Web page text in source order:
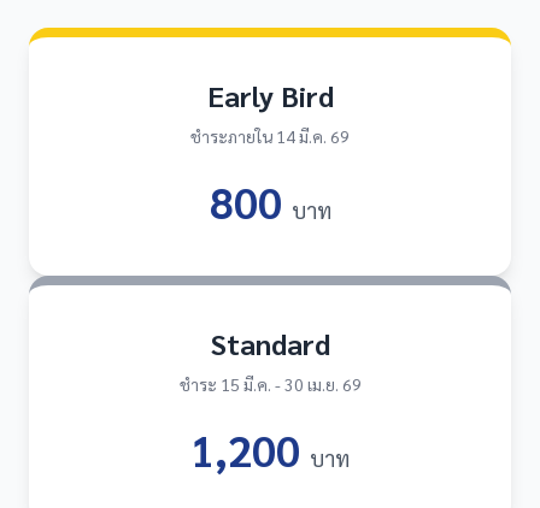
Early Bird
ชำระภายใน 14 มี.ค. 69
800 บาท
Standard
ชำระ 15 มี.ค. - 30 เม.ย. 69
1,200 บาท